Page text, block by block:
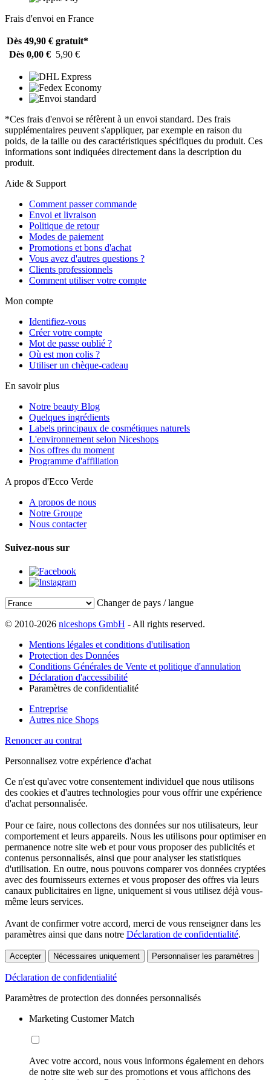
Frais d'envoi en France
Dès 49,90 € gratuit*
Dès 0,00 € 5,90 €
*Ces frais d'envoi se réfèrent à un envoi standard. Des frais
supplémentaires peuvent s'appliquer, par exemple en raison du
poids, de la taille ou des caractéristiques spécifiques du produit. Ces
informations sont indiquées directement dans la description du
produit.
Aide & Support
Comment passer commande
Envoi et livraison
Politique de retour
Modes de paiement
Promotions et bons d'achat
Vous avez d'autres questions ?
Clients professionnels
Comment utiliser votre compte
Mon compte
Identifiez-vous
Créer votre compte
Mot de passe oublié ?
Où est mon colis ?
Utiliser un chèque-cadeau
En savoir plus
Notre beauty Blog
Quelques ingrédients
Labels principaux de cosmétiques naturels
L'environnement selon Niceshops
Nos offres du moment
Programme d'affiliation
A propos d'Ecco Verde
A propos de nous
Notre Groupe
Nous contacter
Suivez-nous sur
Changer de pays / langue
© 2010-2026 niceshops GmbH - All rights reserved.
Mentions légales et conditions d'utilisation
Protection des Données
Conditions Générales de Vente et politique d'annulation
Déclaration d'accessibilité
Paramètres de confidentialité
Entreprise
Autres nice Shops
Renoncer au contrat
Personnalisez votre expérience d'achat
Ce n'est qu'avec votre consentement individuel que nous utilisons
des cookies et d'autres technologies pour vous offrir une expérience
d'achat personnalisée.
Pour ce faire, nous collectons des données sur nos utilisateurs, leur
comportement et leurs appareils. Nous les utilisons pour optimiser en
permanence notre site web et pour vous proposer des publicités et
contenus personnalisés, ainsi que pour analyser les statistiques
d'utilisation. En outre, nous pouvons comparer vos données cryptées
avec des fournisseurs externes et vous proposer des offres via leurs
canaux publicitaires en ligne, uniquement si vous utilisez déjà vous-
même leurs services.
Avant de confirmer votre accord, merci de vous renseigner dans les
paramètres ainsi que dans notre Déclaration de confidentialité.
Accepter Nécessaires uniquement Personnaliser les paramètres
Déclaration de confidentialité
Paramètres de protection des données personnalisés
Marketing Customer Match
Avec votre accord, nous vous informons également en dehors
de notre site web sur des promotions et vous affichons des